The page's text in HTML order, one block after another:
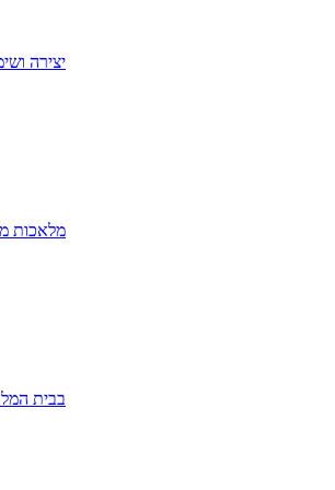
יצירה
מלאכות
בבית